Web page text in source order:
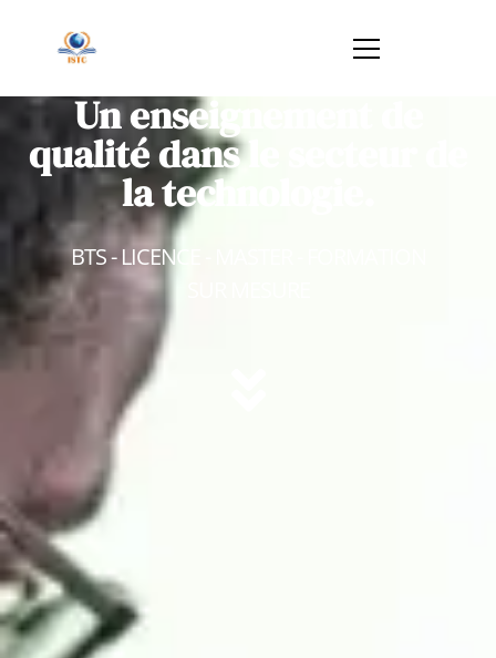
Un enseignement de
qualité dans le secteur de
la technologie.
BTS - LICENCE - MASTER - FORMATION